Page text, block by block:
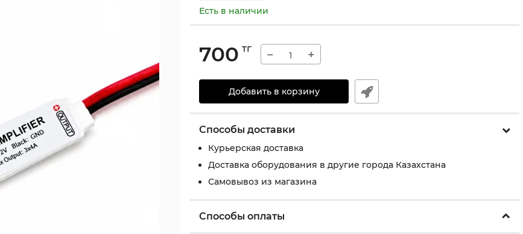
Есть в наличии
700 тг − +
Добавить в корзину
Способы доставки
Курьерская доставка
Доставка оборудования в другие города Казахстана
Самовывоз из магазина
Способы оплаты